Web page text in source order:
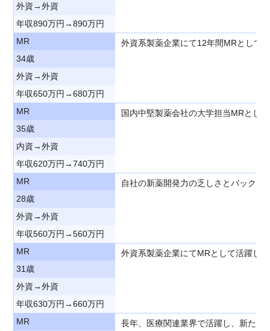
外資→外資
年収890万円→890万円
MR
外資系製薬企業にて12年間MRとして
34歳
外資→外資
年収650万円→680万円
MR
国内中堅製薬会社の大学担当MRとし
35歳
内資→外資
年収620万円→740万円
MR
自社の新薬開発力の乏しさとバック
28歳
外資→外資
年収560万円→560万円
MR
外資系製薬企業にてMRとして活躍し
31歳
外資→外資
年収630万円→660万円
MR
長年、医療関連業界で活躍し、新たな